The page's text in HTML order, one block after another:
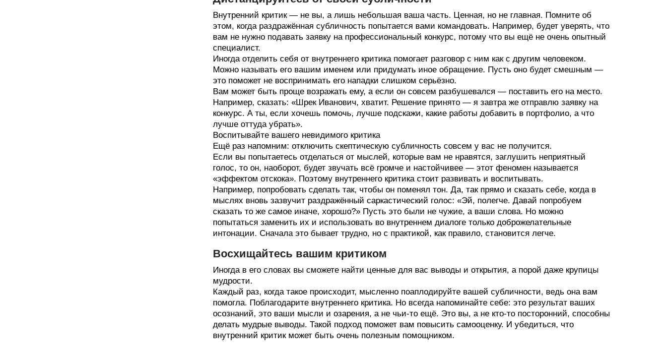
Внутренний критик — не вы, а лишь небольшая ваша часть. Ценная, но не главная. Помните об
этом, когда раздражённая субличность попытается вами командовать. Например, будет уверять, что
вам не нужно подавать заявку на профессиональный конкурс, потому что вы ещё не очень опытный
специалист.
Иногда отделить себя от внутреннего критика помогает разговор с ним как с другим человеком.
Можно называть его вашим именем или придумать иное обращение. Пусть оно будет смешным —
это поможет не воспринимать его нападки слишком серьёзно.
Вам может быть проще возражать ему, а если он совсем разбушевался — поставить его на место.
Например, сказать: «Шрек Иванович, хватит. Решение принято — я завтра же отправлю заявку на
конкурс. А ты, если хочешь помочь, лучше подскажи, какие работы добавить в портфолио, а что
лучше оттуда убрать».
Воспитывайте вашего невидимого критика
Ещё раз напомним: отключить скептическую субличность совсем у вас не получится.
Если вы попытаетесь отделаться от мыслей, которые вам не нравятся, заглушить неприятный
голос, то он, наоборот, будет звучать всё громче и настойчивее — этот феномен называется
«эффектом отскока». Поэтому внутреннего критика стоит развивать и воспитывать.
Например, попробовать сделать так, чтобы он поменял тон. Да, так прямо и сказать себе, когда в
мыслях вновь зазвучит раздражённый саркастический голос: «Эй, полегче. Давай попробуем
сказать то же самое иначе, хорошо?» Пусть это были не чужие, а ваши слова. Но можно
попытаться заменить их и использовать во внутреннем диалоге только доброжелательные
интонации. Сначала это бывает трудно, но с практикой, как правило, становится легче.
Восхищайтесь вашим критиком
Иногда в его словах вы сможете найти ценные для вас выводы и открытия, а порой даже крупицы
мудрости.
Каждый раз, когда такое происходит, мысленно поаплодируйте вашей субличности, ведь она вам
помогла. Поблагодарите внутреннего критика. Но всегда напоминайте себе: это результат ваших
осознаний, это ваши мысли и озарения, а не чьи-то ещё. Это вы, а не кто-то посторонний, способны
делать мудрые выводы. Такой подход поможет вам повысить самооценку. И убедиться, что
внутренний критик может быть очень полезным помощником.